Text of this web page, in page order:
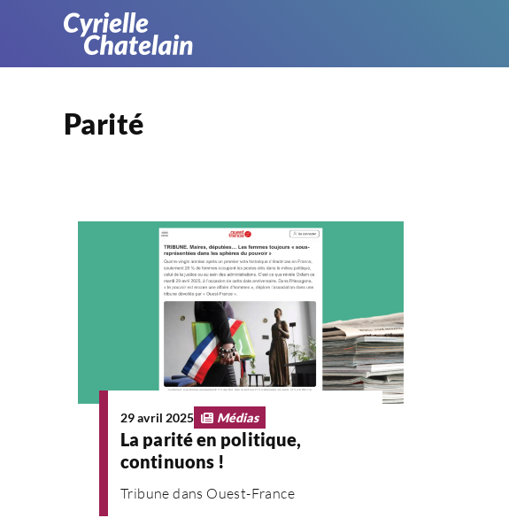
Parité
29 avril 2025 Médias
La parité en politique,
continuons !
Tribune dans Ouest-France